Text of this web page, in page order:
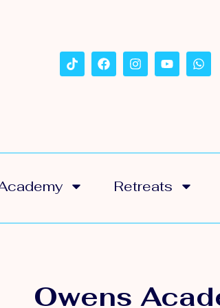
Retreats
Owens